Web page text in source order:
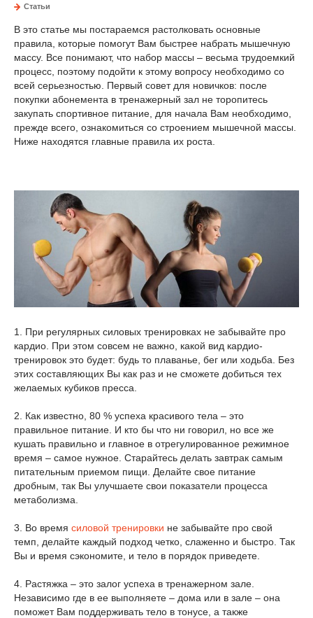
Статьи
В это статье мы постараемся растолковать основные
правила, которые помогут Вам быстрее набрать мышечную
массу. Все понимают, что набор массы – весьма трудоемкий
процесс, поэтому подойти к этому вопросу необходимо со
всей серьезностью. Первый совет для новичков: после
покупки абонемента в тренажерный зал не торопитесь
закупать спортивное питание, для начала Вам необходимо,
прежде всего, ознакомиться со строением мышечной массы.
Ниже находятся главные правила их роста.
1. При регулярных силовых тренировках не забывайте про
кардио. При этом совсем не важно, какой вид кардио-
тренировок это будет: будь то плаванье, бег или ходьба. Без
этих составляющих Вы как раз и не сможете добиться тех
желаемых кубиков пресса.
2. Как известно, 80 % успеха красивого тела – это
правильное питание. И кто бы что ни говорил, но все же
кушать правильно и главное в отрегулированное режимное
время – самое нужное. Старайтесь делать завтрак самым
питательным приемом пищи. Делайте свое питание
дробным, так Вы улучшаете свои показатели процесса
метаболизма.
3. Во время силовой тренировки не забывайте про свой
темп, делайте каждый подход четко, слаженно и быстро. Так
Вы и время сэкономите, и тело в порядок приведете.
4. Растяжка – это залог успеха в тренажерном зале.
Независимо где в ее выполняете – дома или в зале – она
поможет Вам поддерживать тело в тонусе, а также